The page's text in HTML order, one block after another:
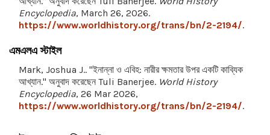
Encyclopedia, March 26, 2026.
https://www.worldhistory.org/trans/bn/2-2194/.
এমএলএ স্টাইল
Mark, Joshua J.. "ইনান্না ও এবিহ: নারীর ক্ষমতার উপর একটি কাব্যিক
আখ্যান." অনুবাদ করেছেন Tuli Banerjee. World History
Encyclopedia, 26 Mar 2026,
https://www.worldhistory.org/trans/bn/2-2194/.